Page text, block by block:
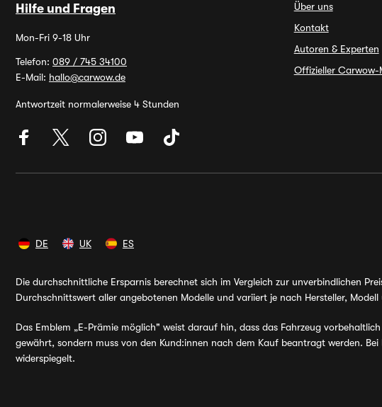
Hilfe und Fragen
Mon-Fri 9-18 Uhr
Telefon: 089 / 745 34100
E-Mail: hallo@carwow.de
Antwortzeit normalerweise 4 Stunden
Über uns
Kontakt
Autoren & Experten
Offizieller Carwow-
DE UK ES
Die durchschnittliche Ersparnis berechnet sich im Vergleich zur unverbindlichen
Durchschnittswert aller angebotenen Modelle und variiert je nach Hersteller, Modell
Das Emblem „E-Prämie möglich" weist darauf hin, dass das Fahrzeug
gewährt, sondern muss von den Kund:innen nach dem Kauf beantragt werden.
widerspiegelt.